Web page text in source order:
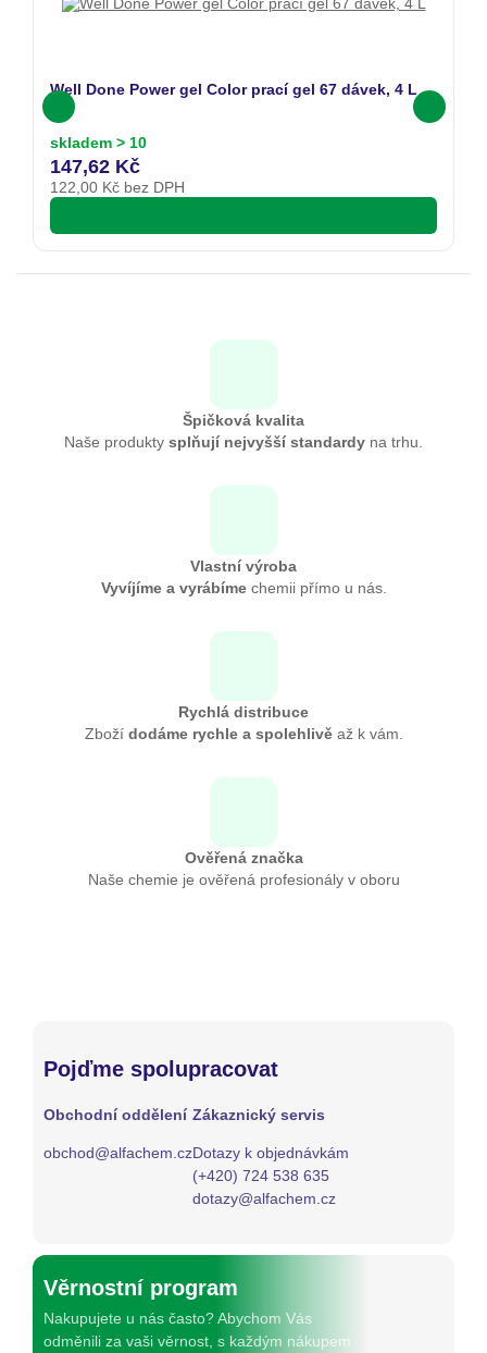
Well Done Power gel Color prací gel 67 dávek, 4 L
skladem > 10
147,62 Kč
122,00 Kč bez DPH
Špičková kvalita
Naše produkty splňují nejvyšší standardy na trhu.
Vlastní výroba
Vyvíjíme a vyrábímechemii přímo u nás.
Rychlá distribuce
Zboží dodáme rychle a spolehlivěaž k vám.
Ověřená značka
Naše chemie je ověřená profesionály v oboru
Pojďme spolupracovat
Obchodní oddělení
obchod@alfachem.cz
Zákaznický servis
Dotazy k objednávkám
(+420) 724 538 635
dotazy@alfachem.cz
Věrnostní program
Nakupujete u nás často? Abychom Vás
odměnili za vaši věrnost, s každým nákupem